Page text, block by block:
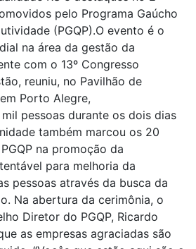
pelo Programa Gaúcho
(PGQP).O evento é o
na área da gestão da
com o 13º Congresso
reuniu, no Pavilhão de
Porto Alegre,
pessoas durante os dois dias
também marcou os 20
na promoção da
para melhoria da
pessoas através da busca da
Na abertura da cerimônia, o
Diretor do PGQP, Ricardo
as empresas agraciadas são